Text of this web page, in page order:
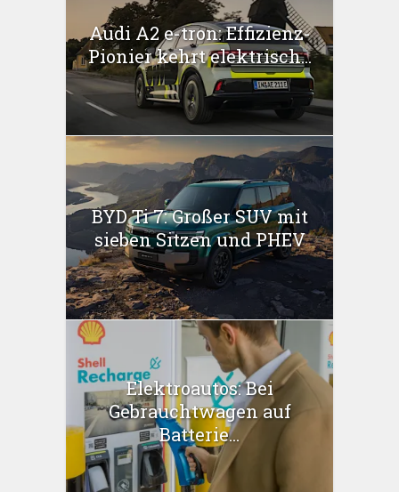
Audi A2 e-tron: Effizienz-
Pionier kehrt elektrisch...
BYD Ti 7: Großer SUV mit
sieben Sitzen und PHEV
Elektroautos: Bei
Gebrauchtwagen auf
Batterie...